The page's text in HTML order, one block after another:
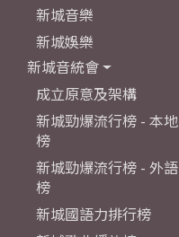
新城音樂
新城娛樂
新城音統會
成立原意及架構
新城勁爆流行榜 - 本地
榜
新城勁爆流行榜 - 外語
榜
新城國語力排行榜